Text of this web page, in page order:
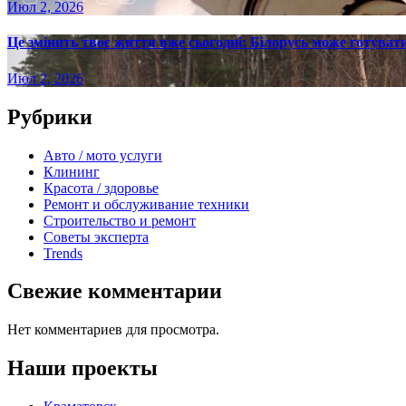
Июл 2, 2026
Це змінить твоє життя вже сьогодні: Білорусь може
Июл 2, 2026
Рубрики
Авто / мото услуги
Клининг
Красота / здоровье
Ремонт и обслуживание техники
Строительство и ремонт
Советы эксперта
Trends
Свежие комментарии
Нет комментариев для просмотра.
Наши проекты